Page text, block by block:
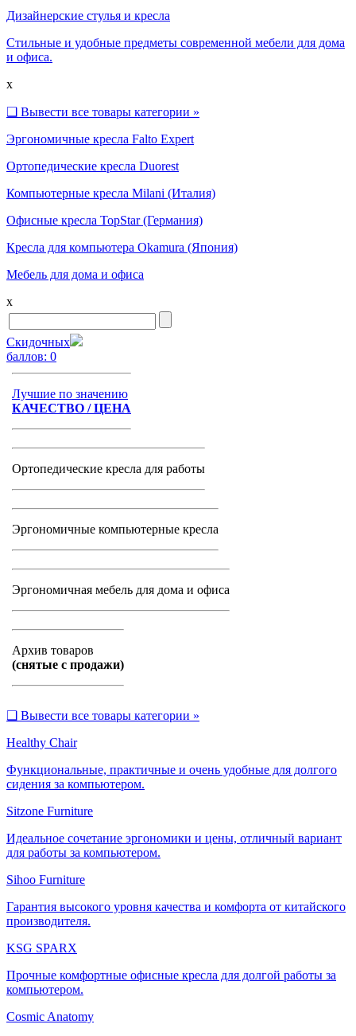
Дизайнерские стулья и кресла
Стильные и удобные предметы современной мебели для дома
и офиса.
x
❑ Вывести все товары категории »
Эргономичные кресла Falto Expert
Ортопедические кресла Duorest
Компьютерные кресла Milani (Италия)
Офисные кресла TopStar (Германия)
Кресла для компьютера Okamura (Япония)
Мебель для дома и офиса
x
Скидочных
баллов: 0
Лучшие по значению
КАЧЕСТВО / ЦЕНА
Ортопедические кресла для работы
Эргономичные компьютерные кресла
Эргономичная мебель для дома и офиса
Архив товаров
(снятые с продажи)
❑ Вывести все товары категории »
Healthy Chair
Функциональные, практичные и очень удобные для долгого
сидения за компьютером.
Sitzone Furniture
Идеальное сочетание эргономики и цены, отличный вариант
для работы за компьютером.
Sihoo Furniture
Гарантия высокого уровня качества и комфорта от китайского
производителя.
KSG SPARX
Прочные комфортные офисные кресла для долгой работы за
компьютером.
Cosmic Anatomy